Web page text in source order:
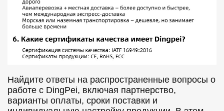
Найдите ответы на распространенные вопросы о
работе с DingPei, включая партнерство,
варианты оплаты, сроки поставки и